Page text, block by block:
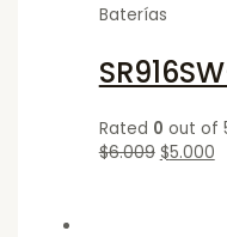
Baterías
Rated 0 out of
$6.009 $5.000